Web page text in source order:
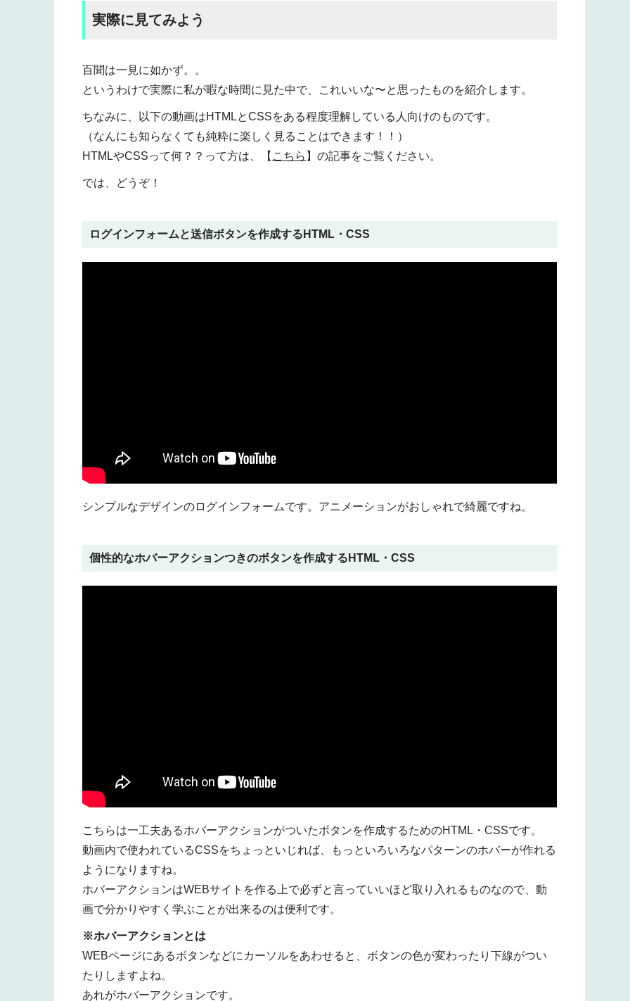
実際に見てみよう
百聞は一見に如かず。。
というわけで実際に私が暇な時間に見た中で、これいいな〜と思ったものを紹介します。
ちなみに、以下の動画はHTMLとCSSをある程度理解している人向けのものです。
（なんにも知らなくても純粋に楽しく見ることはできます！！）
HTMLやCSSって何？？って方は、【 こちら 】の記事をご覧ください。
では、どうぞ！
ログインフォームと送信ボタンを作成するHTML・CSS
シンプルなデザインのログインフォームです。アニメーションがおしゃれで綺麗ですね。
個性的なホバーアクションつきのボタンを作成するHTML・CSS
こちらは一工夫あるホバーアクションがついたボタンを作成するためのHTML・CSSです。
動画内で使われているCSSをちょっといじれば、もっといろいろなパターンのホバーが作れる
ようになりますね。
ホバーアクションはWEBサイトを作る上で必ずと言っていいほど取り入れるものなので、動
画で分かりやすく学ぶことが出来るのは便利です。
※ホバーアクションとは
WEBページにあるボタンなどにカーソルをあわせると、ボタンの色が変わったり下線がつい
たりしますよね。
あれがホバーアクションです。